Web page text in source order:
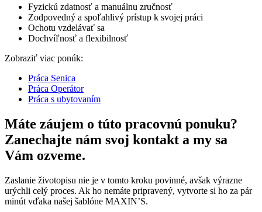
Fyzickú zdatnosť a manuálnu zručnosť
Zodpovedný a spoľahlivý prístup k svojej práci
Ochotu vzdelávať sa
Dochvíľnosť a flexibilnosť
Zobraziť viac ponúk:
Práca Senica
Práca Operátor
Práca s ubytovaním
Máte záujem o túto pracovnú ponuku?
Zanechajte nám svoj kontakt a my sa
Vám ozveme.
Zaslanie životopisu nie je v tomto kroku povinné, avšak výrazne
urýchli celý proces. Ak ho nemáte pripravený, vytvorte si ho za pár
minút vďaka našej šablóne MAXIN’S.